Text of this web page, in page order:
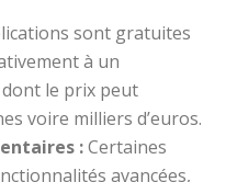
sont gratuites
à un
le prix peut
voire milliers d’euros.
:Certaines
avancées,